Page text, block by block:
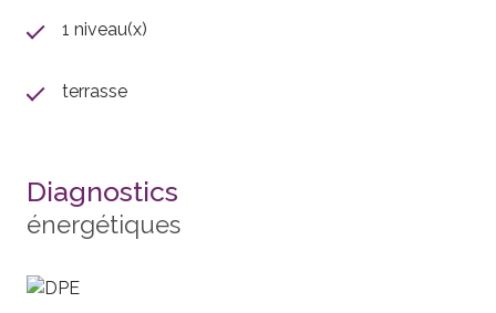
1 niveau(x)
terrasse
Diagnostics
énergétiques